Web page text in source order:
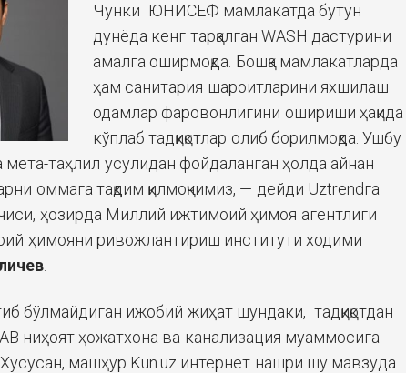
Чунки ЮНИCЕФ мамлакатда бутун
дунёда кенг тарқалган WASH дастурини
амалга оширмоқда. Бошқа мамлакатларда
ҳам санитария шароитларини яхшилаш
одамлар фаровонлигини ошириши ҳақида
кўплаб тадқиқотлар олиб борилмоқда. Ушбу
таҳлил усулидан фойдаланган ҳолда айнан
оммага тақдим қилмоқчимиз, — дейди Uztrendга
ҳозирда Миллий ижтимоий ҳимоя агентлиги
ҳимояни ривожлантириш институти ходими
бўлмайдиган ижобий жиҳат шундаки, тадқиқотдан
ниҳоят ҳожатхона ва канализация муаммосига
Хусусан, машҳур Kun.uz интернет нашри шу мавзуда